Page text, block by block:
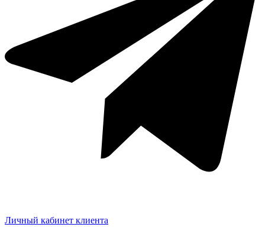
Личный кабинет клиента